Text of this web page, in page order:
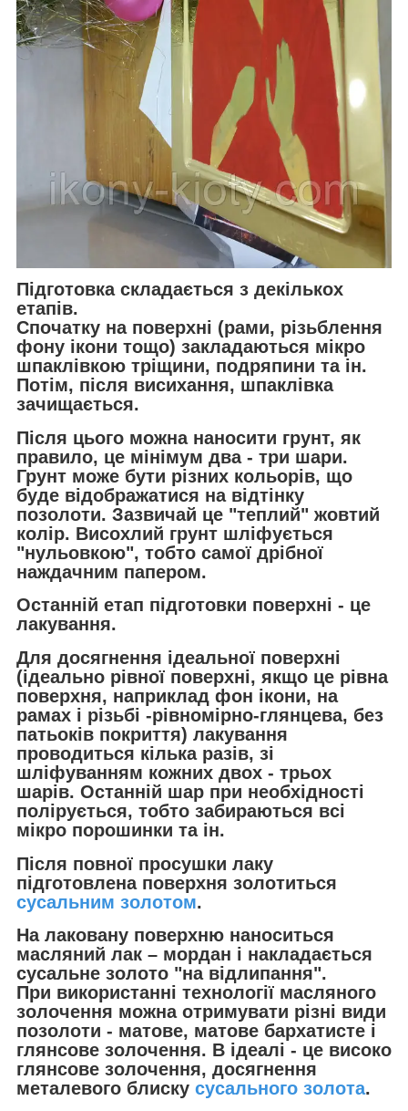
Підготовка складається з декількох
етапів.
Спочатку на поверхні (рами, різьблення
фону ікони тощо) закладаються мікро
шпаклівкою тріщини, подряпини та ін.
Потім, після висихання, шпаклівка
зачищається.
Після цього можна наносити грунт, як
правило, це мінімум два - три шари.
Грунт може бути різних кольорів, що
буде відображатися на відтінку
позолоти. Зазвичай це "теплий" жовтий
колір. Висохлий грунт шліфується
"нульовкою", тобто самої дрібної
наждачним папером.
Останній етап підготовки поверхні - це
лакування.
Для досягнення ідеальної поверхні
(ідеально рівної поверхні, якщо це рівна
поверхня, наприклад фон ікони, на
рамах і різьбі -рівномірно-глянцева, без
патьоків покриття) лакування
проводиться кілька разів, зі
шліфуванням кожних двох - трьох
шарів. Останній шар при необхідності
полірується, тобто забираються всі
мікро порошинки та ін.
Після повної просушки лаку
підготовлена поверхня золотиться
сусальним золотом.
На лаковану поверхню наноситься
масляний лак – мордан і накладається
сусальне золото "на відлипання".
При використанні технології масляного
золочення можна отримувати різні види
позолоти - матове, матове бархатисте і
глянсове золочення. В ідеалі - це високо
глянсове золочення, досягнення
металевого блиску сусального золота.